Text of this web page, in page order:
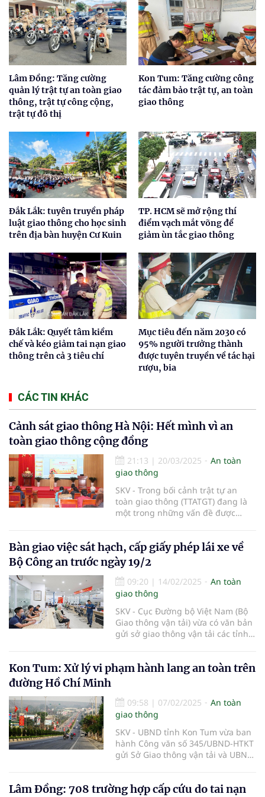
Lâm Đồng: Tăng cường
quản lý trật tự an toàn giao
thông, trật tự công cộng,
trật tự đô thị
Kon Tum: Tăng cường công
tác đảm bảo trật tự, an toàn
giao thông
Đắk Lắk: tuyên truyền pháp
luật giao thông cho học sinh
trên địa bàn huyện Cư Kuin
TP. HCM sẽ mở rộng thí
điểm vạch mắt võng để
giảm ùn tắc giao thông
Đắk Lắk: Quyết tâm kiềm
chế và kéo giảm tai nạn giao
thông trên cả 3 tiêu chí
Mục tiêu đến năm 2030 có
95% người trưởng thành
được tuyên truyền về tác hại
rượu, bia
CÁC TIN KHÁC
Cảnh sát giao thông Hà Nội: Hết mình vì an
toàn giao thông cộng đồng
21:13 | 20/03/2025
An toàn
giao thông
SKV - Trong bối cảnh trật tự an
toàn giao thông (TTATGT) đang là
một trong những vấn đề được
không ngừng nỗ lực nhằm nâng
cao nhận thức và ý thức chấp hành
pháp luật của người dân.
Bàn giao việc sát hạch, cấp giấy phép lái xe về
Bộ Công an trước ngày 19/2
09:20 | 14/02/2025
An toàn
giao thông
SKV - Cục Đường bộ Việt Nam (Bộ
Giao thông vận tải) vừa có văn bản
gửi sở giao thông vận tải các tỉnh,
lý Nhà nước về sát hạch, cấp giấy
Kon Tum: Xử lý vi phạm hành lang an toàn trên
đường Hồ Chí Minh
09:58 | 07/02/2025
An toàn
giao thông
SKV - UBND tỉnh Kon Tum vừa ban
hành Công văn số 345/UBND-HTKT
gửi Sở Giao thông vận tải và UBND
thông đường bộ trên đường Hồ
Lâm Đồng: 708 trường hợp cấp cứu do tai nạn